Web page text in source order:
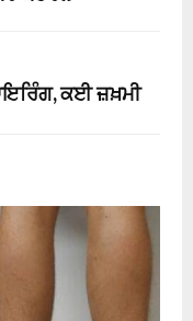
ਕਈ ਜ਼ਖ਼ਮੀ